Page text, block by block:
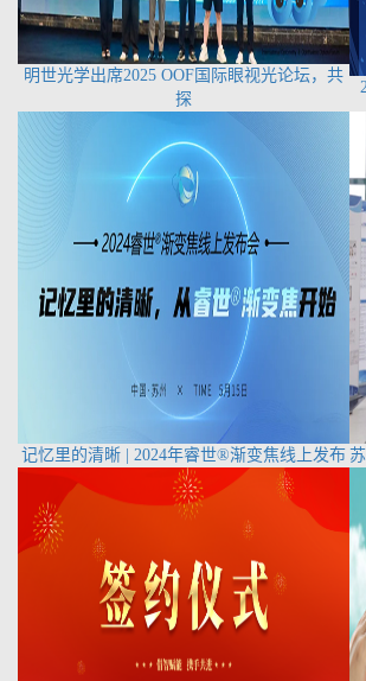
明世光学出席2025 OOF国际眼视光论坛，共
探
记忆里的清晰 | 2024年睿世®渐变焦线上发布